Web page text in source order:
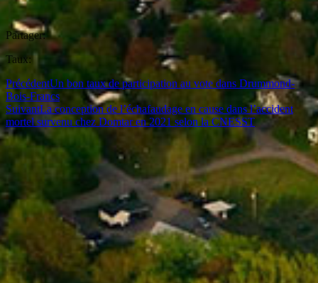
Partager:
Taux:
PrécédentUn bon taux de participation au vote dans Drummond-
Bois-Francs
SuivantLa conception de l’échafaudage en cause dans l’accident
mortel survenu chez Domtar en 2021 selon la CNESST